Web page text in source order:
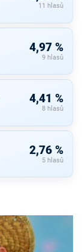
11 hlasů
4,97 %
9 hlasů
4,41 %
8 hlasů
2,76 %
5 hlasů